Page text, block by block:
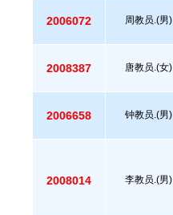
2006072 周教员.(男)
2008387 唐教员.(女)
2006658 钟教员.(男)
2008014 李教员.(男)